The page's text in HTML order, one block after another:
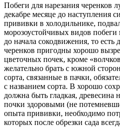
Побеги для нарезания черенков
декабре месяце до наступления
прививки в холодильнике,
морозоустойчивых видов побеги
до начала сокодвижения, то есть
черенков пригодны хорошо
цветочных почек, кроме
желательно брать с южной
сорта, связанные в пачки,
с названием сорта. В хорошо
должна быть гладкая, древесина
почки здоровыми (не
опыта прививки, необходимо
которых после обрезки сада